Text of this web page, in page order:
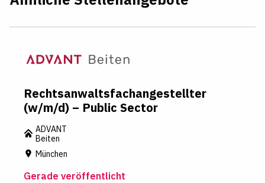
Rechtsanwaltsfachangestellter
(w/m/d) – Public Sector
ADVANT
Beiten
München
Gerade veröffentlicht